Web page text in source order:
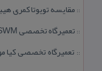
:: مقایسه تویوتا كمری
:: تعمیرگاه تخصصی SWM در مشهد | تعمیر موتور، گیربكس و عیب‌یابی برق
:: تعمیرگاه تخصصی كیا